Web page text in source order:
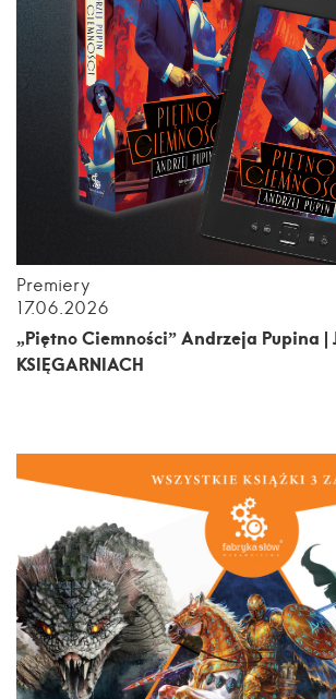
Premiery
17.06.2026
„Piętno Ciemności” Andrzeja Pupina |
KSIĘGARNIACH